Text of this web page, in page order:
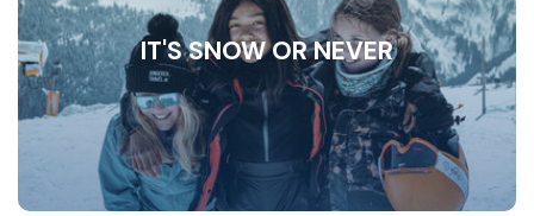
IT'S SNOW OR NEVER